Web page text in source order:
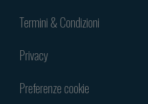
Termini & Condizioni
Privacy
Preferenze cookie